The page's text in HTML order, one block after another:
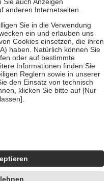
für ihre eigene Gesundheit zu
der Familie zu unterstützen,
vollendeten 18. Lebensjahr
Früherkennung, die von der
sich um echte Bewertungen
4419944605341
Zuhilfenahme künstlicher